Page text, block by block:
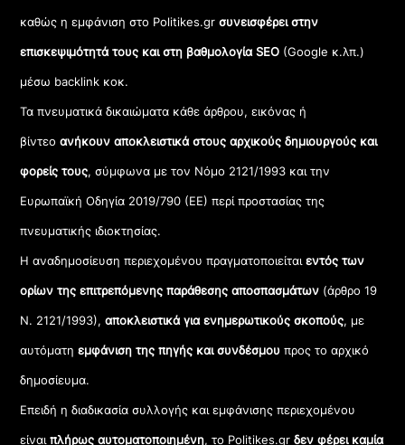
καθώς η εμφάνιση στο Politikes.gr συνεισφέρει στην
επισκεψιμότητά τους και στη βαθμολογία SEO (Google κ.λπ.)
μέσω backlink κοκ.
Τα πνευματικά δικαιώματα κάθε άρθρου, εικόνας ή
βίντεοανήκουν αποκλειστικά στους αρχικούς δημιουργούς και
φορείς τους, σύμφωνα με τον Νόμο 2121/1993 και την
Ευρωπαϊκή Οδηγία 2019/790 (ΕΕ) περί προστασίας της
πνευματικής ιδιοκτησίας.
Η αναδημοσίευση περιεχομένου πραγματοποιείταιεντός των
ορίων της επιτρεπόμενης παράθεσης αποσπασμάτων (άρθρο 19
Ν. 2121/1993), αποκλειστικά για ενημερωτικούς σκοπούς, με
αυτόματηεμφάνιση της πηγής και συνδέσμου προς το αρχικό
δημοσίευμα.
Επειδή η διαδικασία συλλογής και εμφάνισης περιεχομένου
είναιπλήρως αυτοματοποιημένη, το Politikes.grδεν φέρει καμία